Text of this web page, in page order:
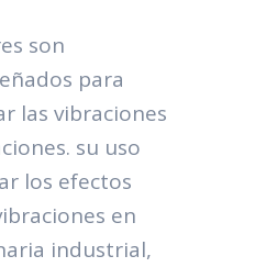
son
para
las vibraciones
su uso
los efectos
en
industrial,